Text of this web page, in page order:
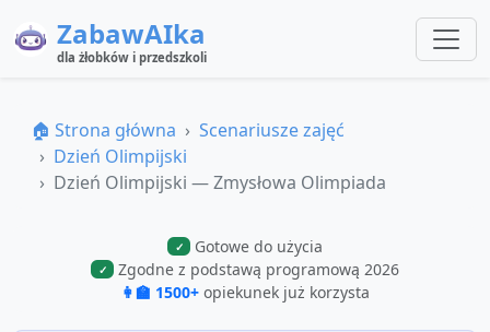
ZabawAIka
dla żłobków i przedszkoli
🏠 Strona główna
Scenariusze zajęć
Dzień Olimpijski
Dzień Olimpijski — Zmysłowa Olimpiada
✓ Gotowe do użycia
✓
Zgodne z podstawą programową 2026
👩‍🏫 1500+ opiekunek już korzysta